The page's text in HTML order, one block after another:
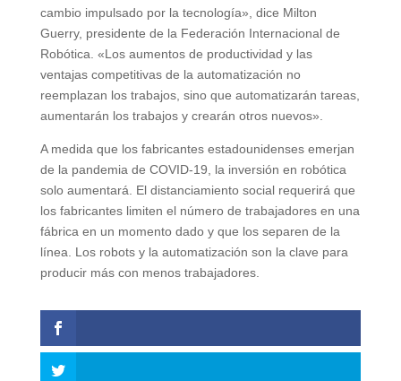
cambio impulsado por la tecnología», dice Milton
Guerry, presidente de la Federación Internacional de
Robótica. «Los aumentos de productividad y las
ventajas competitivas de la automatización no
reemplazan los trabajos, sino que automatizarán tareas,
aumentarán los trabajos y crearán otros nuevos».
A medida que los fabricantes estadounidenses emerjan
de la pandemia de COVID-19, la inversión en robótica
solo aumentará. El distanciamiento social requerirá que
los fabricantes limiten el número de trabajadores en una
fábrica en un momento dado y que los separen de la
línea. Los robots y la automatización son la clave para
producir más con menos trabajadores.